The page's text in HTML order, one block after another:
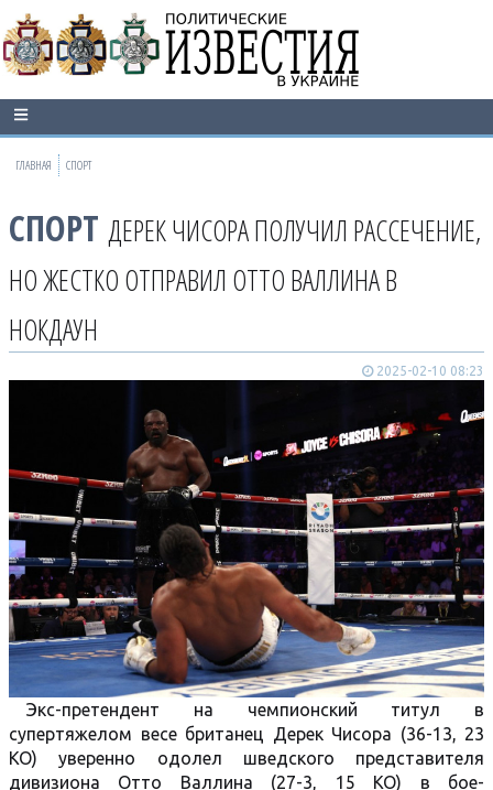
ГЛАВНАЯ СПОРТ
СПОРТ ДЕРЕК ЧИСОРА ПОЛУЧИЛ РАССЕЧЕНИЕ,
НО ЖЕСТКО ОТПРАВИЛ ОТТО ВАЛЛИНА В
НОКДАУН
2025-02-10 08:23
Экс-претендент на чемпионский титул в
супертяжелом весе британец Дерек Чисора (36-13, 23
КО) уверенно одолел шведского представителя
дивизиона Отто Валлина (27-3, 15 КО) в бое-